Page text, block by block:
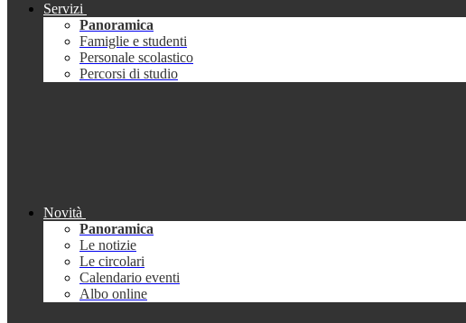
Servizi
Panoramica
Famiglie e studenti
Personale scolastico
Percorsi di studio
Novità
Panoramica
Le notizie
Le circolari
Calendario eventi
Albo online